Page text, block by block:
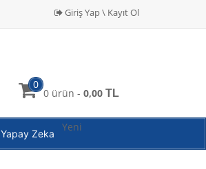
Giriş Yap \ Kayıt Ol
0
0 ürün - 0,00 TL
Yapay Zeka
Yeni